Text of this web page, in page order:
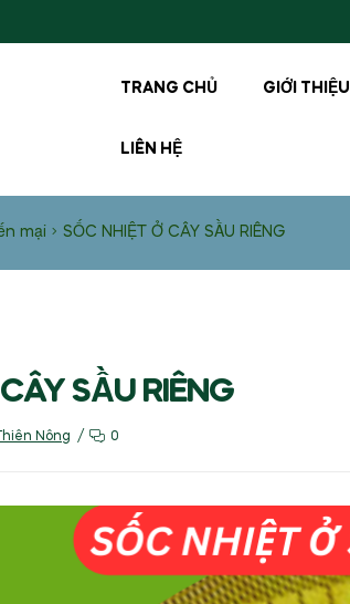
TRANG CHỦ GIỚI THIỆU
LIÊN HỆ
mại SỐC NHIỆT Ở CÂY SẦU RIÊNG
SẦU RIÊNG
Nông 0